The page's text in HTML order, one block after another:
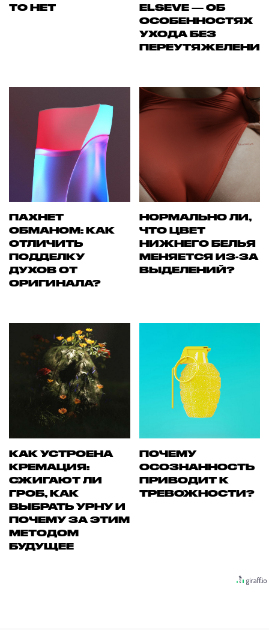
ТО НЕТ
ELSEVE — ОБ
ОСОБЕННОСТЯХ
УХОДА БЕЗ
ПЕРЕУТЯЖЕЛЕНИЯ
ПАХНЕТ
ОБМАНОМ: КАК
ОТЛИЧИТЬ
ПОДДЕЛКУ
ДУХОВ ОТ
ОРИГИНАЛА?
НОРМАЛЬНО ЛИ,
ЧТО ЦВЕТ
НИЖНЕГО БЕЛЬЯ
МЕНЯЕТСЯ ИЗ-ЗА
ВЫДЕЛЕНИЙ?
КАК УСТРОЕНА
КРЕМАЦИЯ:
СЖИГАЮТ ЛИ
ГРОБ, КАК
ВЫБРАТЬ УРНУ И
ПОЧЕМУ ЗА ЭТИМ
МЕТОДОМ
БУДУЩЕЕ
ПОЧЕМУ
ОСОЗНАННОСТЬ
ПРИВОДИТ К
ТРЕВОЖНОСТИ?